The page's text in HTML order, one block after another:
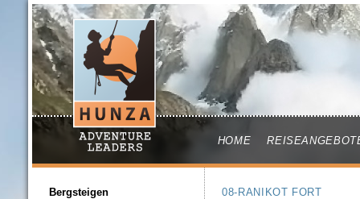
HOME
Bergsteigen
08-RANIKOT FORT